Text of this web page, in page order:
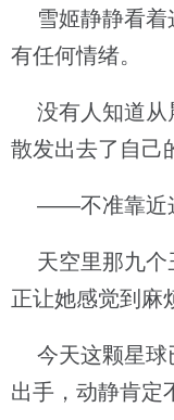
雪姬静静看着
有任何情绪。
没有人知道从
散发出去了自己
——不准靠近这
天空里那九个
正让她感觉到麻
今天这颗星球
出手，动静肯定